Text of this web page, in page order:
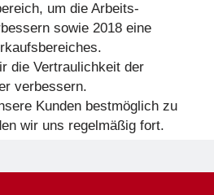
um die Arbeits­
sowie 2018 eine
die Vertraulichkeit der
verbessern.
Kunden bestmöglich zu
wir uns regelmäßig fort.